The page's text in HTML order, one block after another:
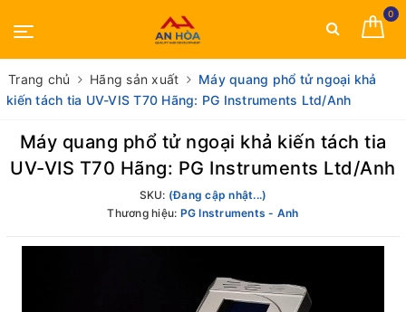
0
Trang chủ Hãng sản xuất
Máy quang phổ tử ngoại khả
kiến tách tia UV-VIS T70 Hãng: PG Instruments Ltd/Anh
Máy quang phổ tử ngoại khả kiến tách tia
UV-VIS T70 Hãng: PG Instruments Ltd/Anh
SKU: (Đang cập nhật...)
Thương hiệu: PG Instruments - Anh